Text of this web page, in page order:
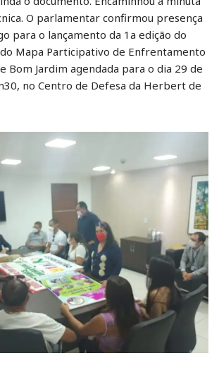
O parlamentar confirmou presença
para o lançamento da 1a edição do
Mapa Participativo de Enfrentamento
Bom Jardim agendada para o dia 29 de
no Centro de Defesa da Herbert de